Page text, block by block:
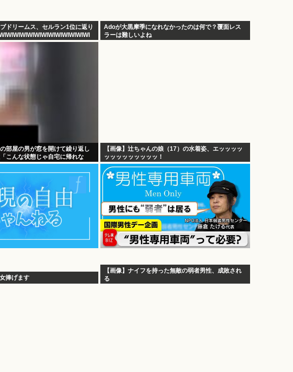
ドリームス、セルラン1位に返り
Adoが大黒摩季になれなかったのは何で？覆面レス
ラーは難しいよね
部屋の男が窓を開けて繰り返し
こんな状態じゃ自宅に帰れな
【画像】辻ちゃんの娘（17）の水着姿、エッッッッ
ッッッッッッッッッ！
捧げます
【画像】ナイフを持った無敵の弱者男性、成敗され
る